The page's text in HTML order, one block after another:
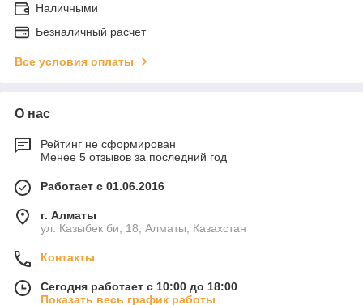
Наличными
Безналичный расчет
Все условия оплаты
О нас
Рейтинг не сформирован
Менее 5 отзывов за последний год
Работает с 01.06.2016
г. Алматы
ул. Казыбек би, 18, Алматы, Казахстан
Контакты
Сегодня работает с 10:00 до 18:00
Показать весь график работы